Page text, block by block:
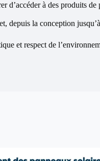
d’accéder à des produits
depuis la conception
et respect de